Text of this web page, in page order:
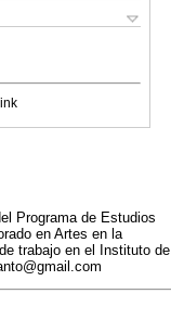
Programa de Estudios
en Artes en la
trabajo en el Instituto de